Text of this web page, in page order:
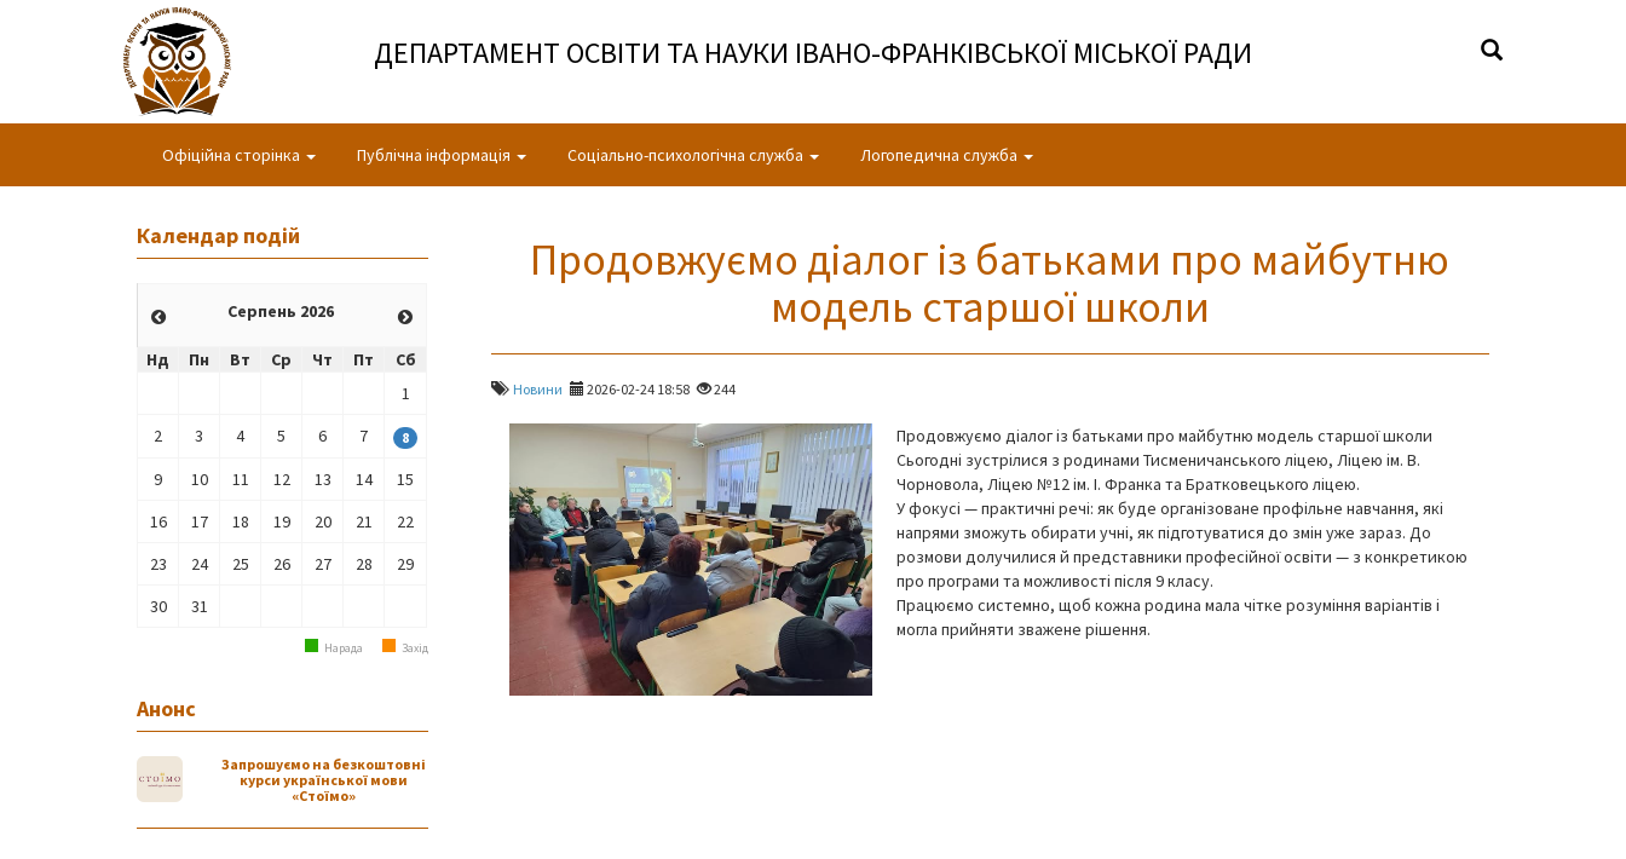
ДЕПАРТАМЕНТ ОСВІТИ ТА НАУКИ ІВАНО-ФРАНКІВСЬКОЇ МІСЬКОЇ РАДИ
Офіційна сторінка Публічна інформація Соціально-психологічна служба Логопедична служба
Календар подій
Серпень 2026
Нд Пн Вт Ср Чт Пт
Сб
1
2
3 4 5 6 7 8
9 10 11 12 13 14
15
16
17 18 19 20 21
22
23
24 25 26 27 28
29
30
31
Нарада Захід
Анонс
Запрошуємо на безкоштовні
курси української мови
«Стоїмо»
Продовжуємо діалог із батьками про майбутню
модель старшої школи
Новини 2026-02-24 18:58 244
Продовжуємо діалог із батьками про майбутню модель старшої школи
Сьогодні зустрілися з родинами Тисменичанського ліцею, Ліцею ім. В.
Чорновола, Ліцею №12 ім. І. Франка та Братковецького ліцею.
У фокусі — практичні речі: як буде організоване профільне навчання, які
напрями зможуть обирати учні, як підготуватися до змін уже зараз. До
розмови долучилися й представники професійної освіти — з конкретикою
про програми та можливості після 9 класу.
Працюємо системно, щоб кожна родина мала чітке розуміння варіантів і
могла прийняти зважене рішення.